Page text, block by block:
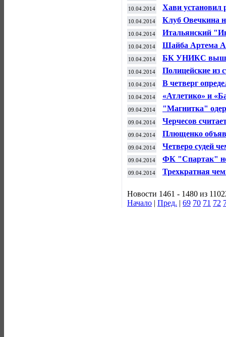
10.04.2014
Хави установил
передач
10.04.2014
Клуб Овечкина
года
10.04.2014
Итальянский
"Челси"
10.04.2014
Шайба Артема
"Даллас" в
10.04.2014
БК УНИКС
Новгород"
10.04.2014
Полицейские из
присматривать
10.04.2014
В четверг
Европы
10.04.2014
«Атлетико» и
чемпионов
09.04.2014
"Магнитка"
КХЛ с
09.04.2014
Черчесов
расти как тренер
09.04.2014 Плющенко
09.04.2014
Четверо судей
09.04.2014
ФК "Спартак" не
заявил Леонид
09.04.2014
Трехкратная
Новости 1461 - 1480 из
Начало | Пред. | 69 70 71 72